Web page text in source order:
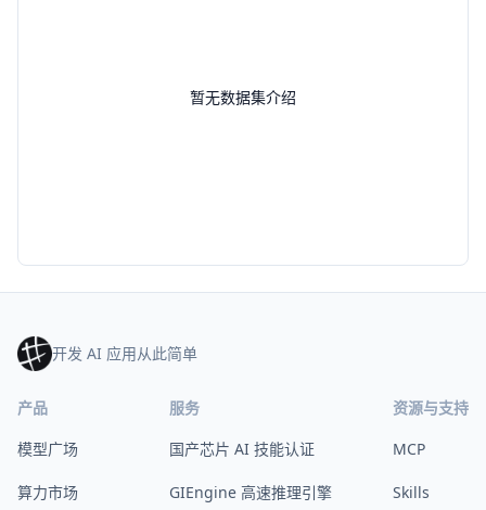
暂无数据集介绍
开发 AI 应用从此简单
产品
模型广场
算力市场
服务
国产芯片 AI 技能认证
GIEngine 高速推理引擎
资源与支持
MCP
Skills